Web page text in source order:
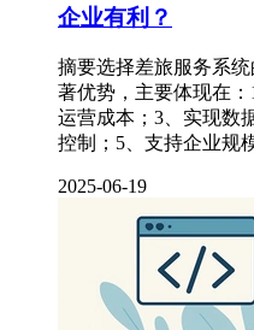
企业有利？
摘要选择差旅服务系统
著优势，主要体现在
运营成本；3、实现数
控制；5、支持企业规
2025-06-19